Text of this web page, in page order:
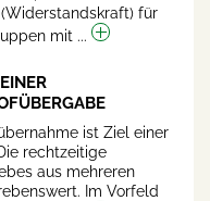
für
mit ...
ist Ziel einer
rechtzeitige
aus mehreren
Im Vorfeld